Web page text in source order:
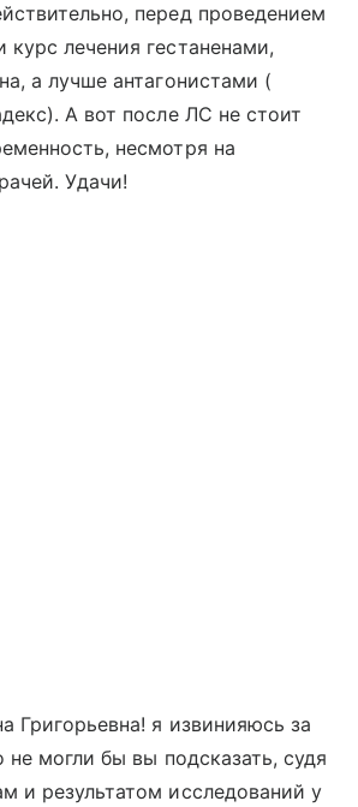
перед проведением
лечения гестаненами,
а лучше антагонистами (
А вот после ЛС не стоит
несмотря на
Удачи!
Григорьевна! я извинияюсь за
не могли бы вы подсказать, судя
и результатом исследований у